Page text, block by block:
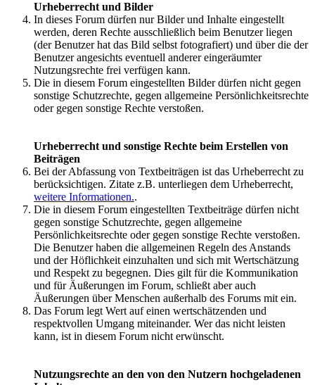
Urheberrecht und Bilder
In dieses Forum dürfen nur Bilder und Inhalte eingestellt
werden, deren Rechte ausschließlich beim Benutzer liegen
(der Benutzer hat das Bild selbst fotografiert) und über die der
Benutzer angesichts eventuell anderer eingeräumter
Nutzungsrechte frei verfügen kann.
Die in diesem Forum eingestellten Bilder dürfen nicht gegen
sonstige Schutzrechte, gegen allgemeine Persönlichkeitsrechte
oder gegen sonstige Rechte verstoßen.
Urheberrecht und sonstige Rechte beim Erstellen von
Beiträgen
Bei der Abfassung von Textbeiträgen ist das Urheberrecht zu
berücksichtigen. Zitate z.B. unterliegen dem Urheberrecht,
weitere Informationen..
Die in diesem Forum eingestellten Textbeiträge dürfen nicht
gegen sonstige Schutzrechte, gegen allgemeine
Persönlichkeitsrechte oder gegen sonstige Rechte verstoßen.
Die Benutzer haben die allgemeinen Regeln des Anstands
und der Höflichkeit einzuhalten und sich mit Wertschätzung
und Respekt zu begegnen. Dies gilt für die Kommunikation
und für Äußerungen im Forum, schließt aber auch
Äußerungen über Menschen außerhalb des Forums mit ein.
Das Forum legt Wert auf einen wertschätzenden und
respektvollen Umgang miteinander. Wer das nicht leisten
kann, ist in diesem Forum nicht erwünscht.
Nutzungsrechte an den von den Nutzern hochgeladenen